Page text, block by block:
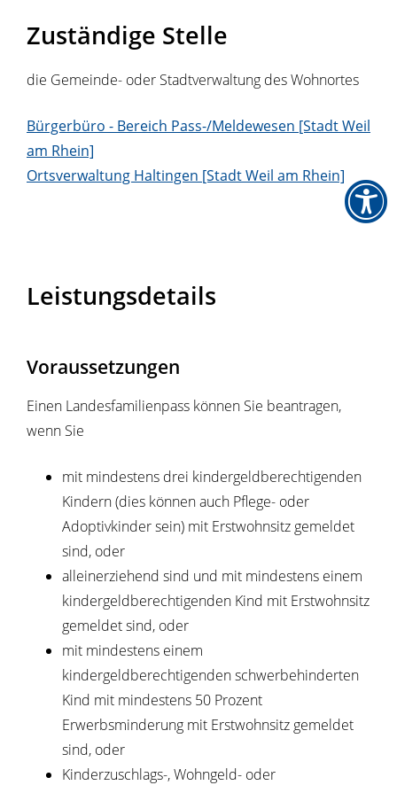
Zuständige Stelle
die Gemeinde- oder Stadtverwaltung des Wohnortes
Bürgerbüro - Bereich Pass-/Meldewesen [Stadt Weil
am Rhein]
Ortsverwaltung Haltingen [Stadt Weil am Rhein]
Leistungsdetails
Voraussetzungen
Einen Landesfamilienpass können Sie beantragen,
wenn Sie
mit mindestens drei kindergeldberechtigenden
Kindern (dies können auch Pflege- oder
Adoptivkinder sein) mit Erstwohnsitz gemeldet
sind, oder
alleinerziehend sind und mit mindestens einem
kindergeldberechtigenden Kind mit Erstwohnsitz
gemeldet sind, oder
mit mindestens einem
kindergeldberechtigenden schwerbehinderten
Kind mit mindestens 50 Prozent
Erwerbsminderung mit Erstwohnsitz gemeldet
sind, oder
Kinderzuschlags-, Wohngeld- oder